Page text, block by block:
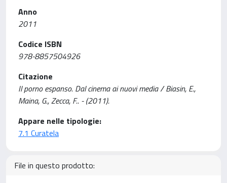
Anno
2011
Codice ISBN
978-8857504926
Citazione
Il porno espanso. Dal cinema ai nuovi media / Biasin, E.,
Maina, G., Zecca, F.. - (2011).
Appare nelle tipologie:
7.1 Curatela
File in questo prodotto: